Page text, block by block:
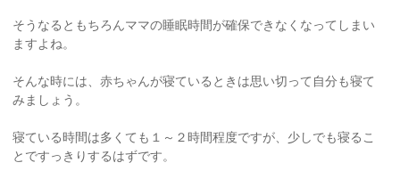
そうなるともちろんママの睡眠時間が確保できなくなってしまい
ますよね。
そんな時には、赤ちゃんが寝ているときは思い切って自分も寝て
みましょう。
寝ている時間は多くても１～２時間程度ですが、少しでも寝るこ
とですっきりするはずです。